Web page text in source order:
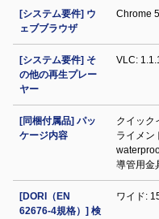
[システム要件] ウ
ェブブラウザ
Chrome
[システム要件] そ
の他の再生プレー
ヤー
VLC:
[同梱付属品] パッ
ケージ内容
クイック
ライメン
導管用金
[DORI（EN
62676-4規格）] 検
ワイド: